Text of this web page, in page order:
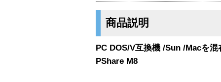
商品説明
PC DOS/V互換機 /Sun /Macを
PShare M8